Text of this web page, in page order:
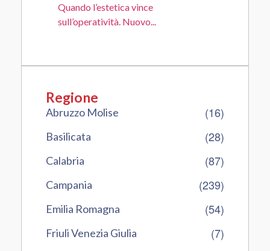
Quando l’estetica vince
sull’operatività. Nuovo...
Regione
Abruzzo Molise (16)
Basilicata (28)
Calabria (87)
Campania (239)
Emilia Romagna (54)
Friuli Venezia Giulia (7)